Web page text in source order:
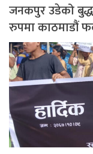
जनकपुर उडेको
रुपमा काठमाडौं